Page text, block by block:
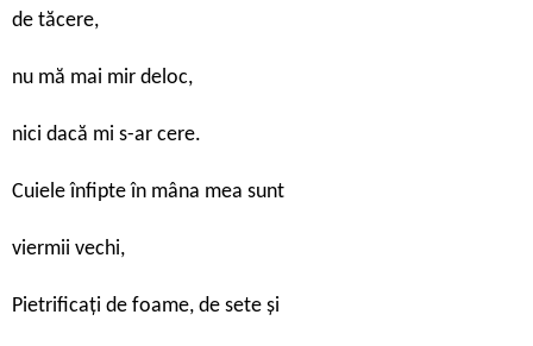
de tăcere,
nu mă mai mir deloc,
nici dacă mi s-ar cere.
Cuiele înfipte în mâna mea sunt
viermii vechi,
Pietrificaţi de foame, de sete şi